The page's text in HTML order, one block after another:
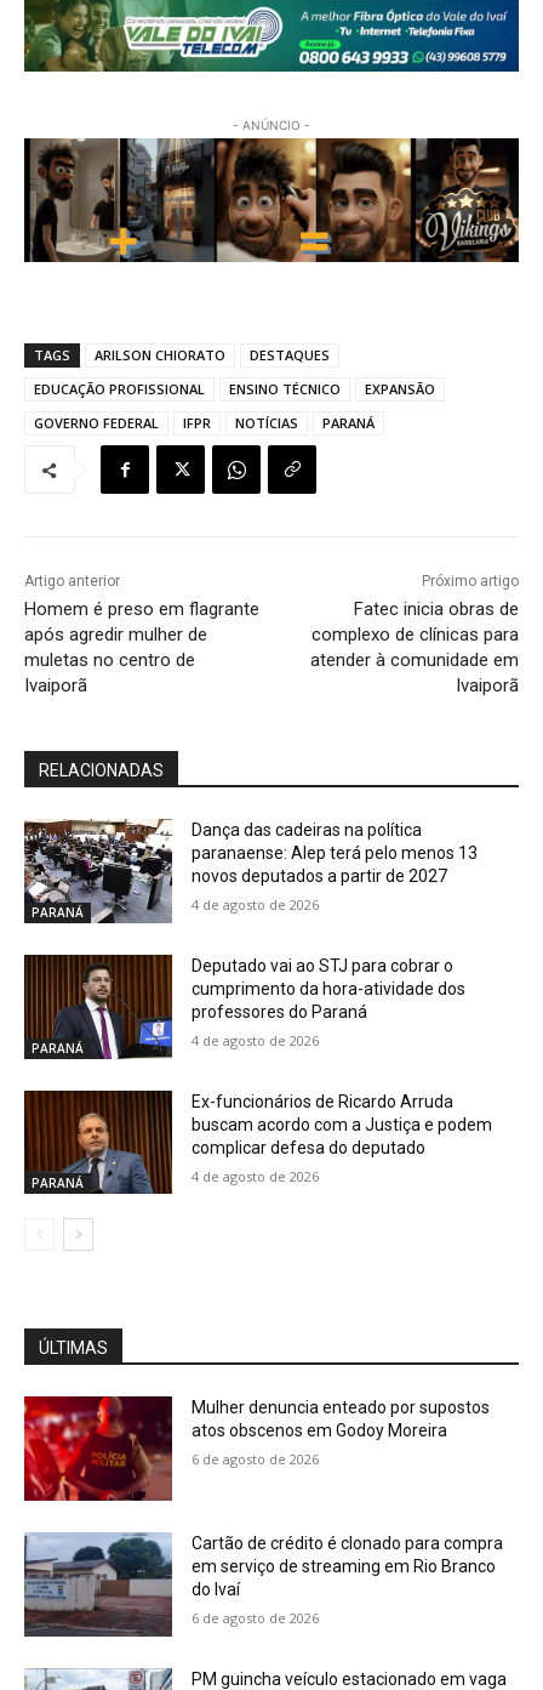
- ANÚNCIO -
TAGS ARILSON CHIORATO
DESTAQUES
EDUCAÇÃO PROFISSIONAL
ENSINO TÉCNICO
EXPANSÃO
GOVERNO FEDERAL
IFPR NOTÍCIAS PARANÁ
Artigo anterior
Homem é preso em flagrante
após agredir mulher de
muletas no centro de
Ivaiporã
Próximo artigo
Fatec inicia obras de
complexo de clínicas para
atender à comunidade em
Ivaiporã
RELACIONADAS
PARANÁ
Dança das cadeiras na política
paranaense: Alep terá pelo menos 13
novos deputados a partir de 2027
4 de agosto de 2026
PARANÁ
Deputado vai ao STJ para cobrar o
cumprimento da hora-atividade dos
professores do Paraná
4 de agosto de 2026
PARANÁ
Ex-funcionários de Ricardo Arruda
buscam acordo com a Justiça e podem
complicar defesa do deputado
4 de agosto de 2026
ÚLTIMAS
Mulher denuncia enteado por supostos
atos obscenos em Godoy Moreira
6 de agosto de 2026
Cartão de crédito é clonado para compra
em serviço de streaming em Rio Branco
do Ivaí
6 de agosto de 2026
PM guincha veículo estacionado em vaga